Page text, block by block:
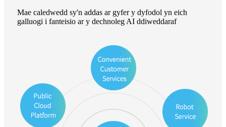
Mae caledwedd sy'n addas ar gyfer y dyfodol yn eich
galluogi i fanteisio ar y dechnoleg AI ddiweddaraf